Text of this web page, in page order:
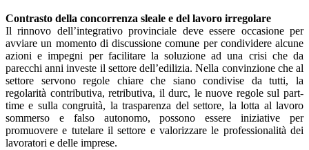
Contrasto della concorrenza sleale e del lavoro irregolare
Il rinnovo dell’integrativo provinciale deve essere occasione per
avviare un momento di discussione comune per condividere alcune
azioni e impegni per facilitare la soluzione ad una crisi che da
parecchi anni investe il settore dell’edilizia. Nella convinzione che al
settore servono regole chiare che siano condivise da tutti, la
regolarità contributiva, retributiva, il durc, le nuove regole sul part-
time e sulla congruità, la trasparenza del settore, la lotta al lavoro
sommerso e falso autonomo, possono essere iniziative per
promuovere e tutelare il settore e valorizzare le professionalità dei
lavoratori e delle imprese.